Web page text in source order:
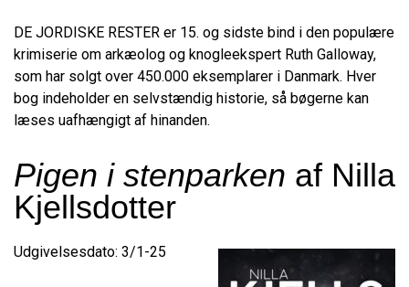
DE JORDISKE RESTER er 15. og sidste bind i den populære
krimiserie om arkæolog og knogleekspert Ruth Galloway,
som har solgt over 450.000 eksemplarer i Danmark. Hver
bog indeholder en selvstændig historie, så bøgerne kan
læses uafhængigt af hinanden.
Pigen i stenparken af Nilla
Kjellsdotter
Udgivelsesdato: 3/1-25